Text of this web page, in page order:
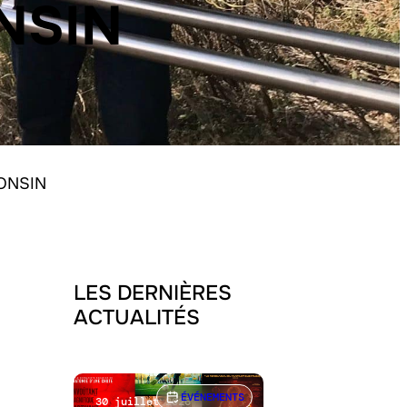
LES DERNIÈRES
ACTUALITÉS
ÉVÉNEMENTS
30 juillet 2026